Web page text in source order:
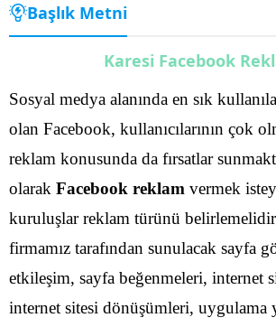
Başlık Metni
Karesi Facebook
Sosyal medya alanında en sık
olan Facebook, kullanıcılarının çok
reklam konusunda da fırsatlar
olarak Facebook reklam vermek
kuruluşlar reklam türünü
firmamız tarafından sunulacak sayfa
etkileşim, sayfa beğenmeleri, internet
internet sitesi dönüşümleri, uygulama